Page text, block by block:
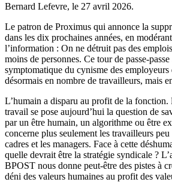
Bernard Lefevre, le 27 avril 2026.
Le patron de Proximus qui annonce la
dans les dix prochaines années, en
l’information : On ne détruit pas des
moins de personnes. Ce tour de passe-
symptomatique du cynisme des
désormais en nombre de travailleurs, mais
L’humain a disparu au profit de la fonction.
travail se pose aujourd’hui la question de
par un être humain, un algorithme ou être
concerne plus seulement les travailleurs
cadres et les managers. Face à cette
quelle devrait être la stratégie syndicale ?
BPOST nous donne peut-être des pistes à
déni des valeurs humaines au profit des